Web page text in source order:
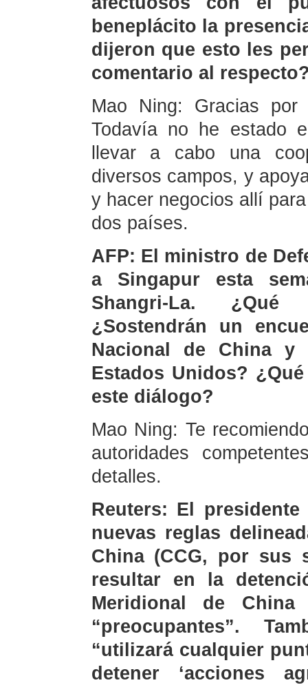
beneplácito la
dijeron que esto les
comentario al
Mao Ning: Gracias
Todavía no he estado
llevar a cabo una
diversos campos, y
y hacer negocios allí
dos países.
AFP: El ministro de
a Singapur esta
Shangri-La.
¿Sostendrán un
Nacional de China y
Estados Unidos?
este diálogo?
Mao Ning: Te
autoridades
detalles.
Reuters: El
nuevas reglas
China (CCG, por sus
resultar en la
Meridional de
“preocupantes”.
“utilizará cualquier
detener ‘acciones